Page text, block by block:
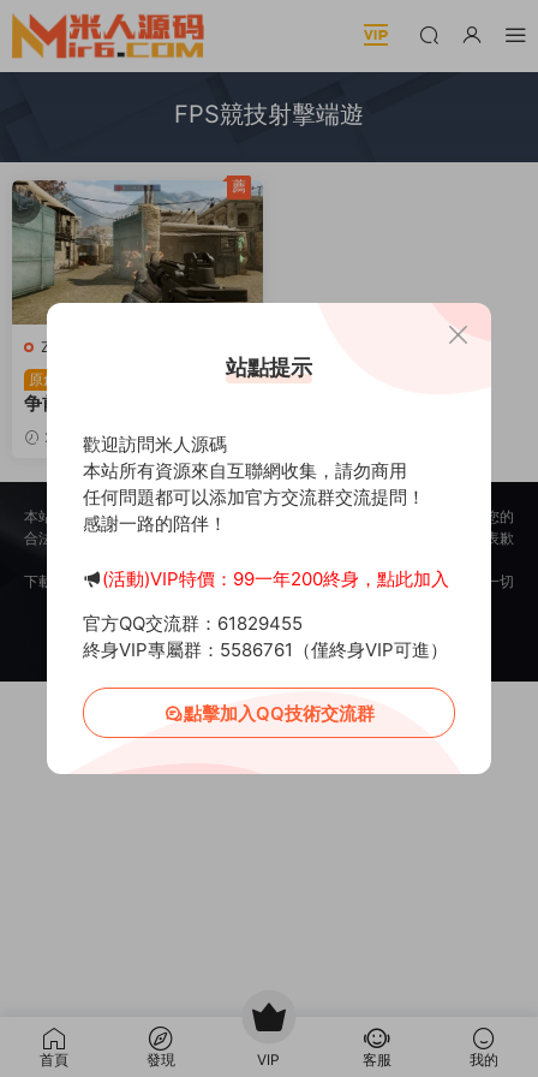
FPS競技射擊端遊
Z-戰争前線
原創
FPS競技射擊端遊【戰
争前線漢化版】Win一鍵服
務端+PC漢化客戶端+視頻
架設教程
2024-12-19 628
薦
本站所提供的内容均來自公開網絡收集、轉發、二次開發而來，若侵犯了您的
合法權益，請來信通知我們，我們會及時删除，給您帶來的不便，我們深表歉
下載用戶僅供學習交流，若使用商業用途，請購買正版授權，否則産生的一切
Copyright © 2012-2025 MiR6.COMAll Rights Reserved
投訴郵箱： Mail@Mir6.com 蜀ICP備2022016462号-2
首頁 發現 VIP 客服 我的
站點提示
歡迎訪問米人源碼
本站所有資源來自互聯網收集，請勿商用
任何問題都可以添加官方交流群交流提問！
感謝一路的陪伴！
(活動)VIP特價：99一年200終身，點此加入
官方QQ交流群：61829455
終身VIP專屬群：5586761（僅終身VIP可進）
點擊加入QQ技術交流群